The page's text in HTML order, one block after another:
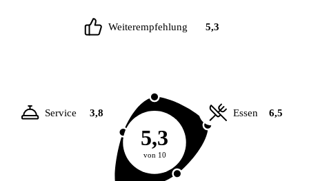
5,3
von 10
Weiterempfehlung 5,3
Essen 6,5
Service 3,8